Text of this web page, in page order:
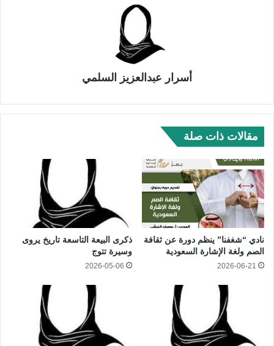
أسرار عبدالعزيز السلمي
مقالات ذات صلة
نادي “شغفنا” ينظم دورة عن ثقافة
الصم ولغة الإشارة السعودية
2026-06-21
ذكرى البيعة التاسعة تاريخ يروى
وسيرة تتوج
2026-05-06